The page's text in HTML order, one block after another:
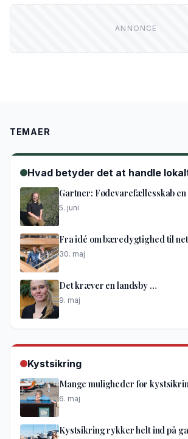
TEMAER
Hvad betyder det at handle
Gartner: Fødevarefællesskab en
5. juni
Fra idé om bæredygtighed til
30. maj
Det kræver en landsby …
9. maj
Kystsikring
Mange muligheder for
6. maj
Kystsikring rykker helt ind på